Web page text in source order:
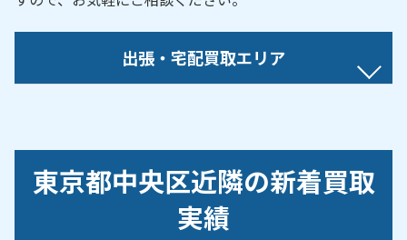
出張・宅配買取エリア
庭園／晴海／湊／八重洲
東京都中央区近隣の新着買取
実績